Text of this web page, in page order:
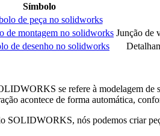
Símbolo
Junção de
se refere à modelagem de
acontece de forma automática,
SOLIDWORKS, nós podemos criar